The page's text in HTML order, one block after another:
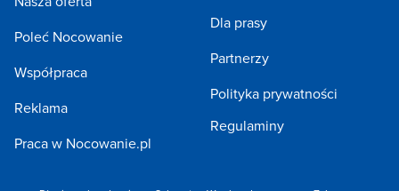
Poleć Nocowanie
Współpraca
Reklama
Praca w Nocowanie.pl
Dla prasy
Partnerzy
Polityka prywatności
Regulaminy